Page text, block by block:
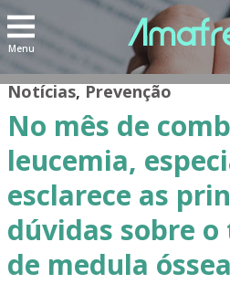
Menu
Notícias,Prevenção
No mês de
leucemia,
esclarece as
dúvidas sobre
de medula óssea